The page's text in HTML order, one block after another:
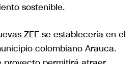
sostenible.
ZEE se establecería en el
colombiano Arauca.